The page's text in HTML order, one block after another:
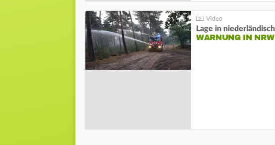
WARNUNG IN NRW